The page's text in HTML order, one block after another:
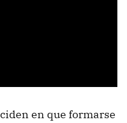
en que formarse